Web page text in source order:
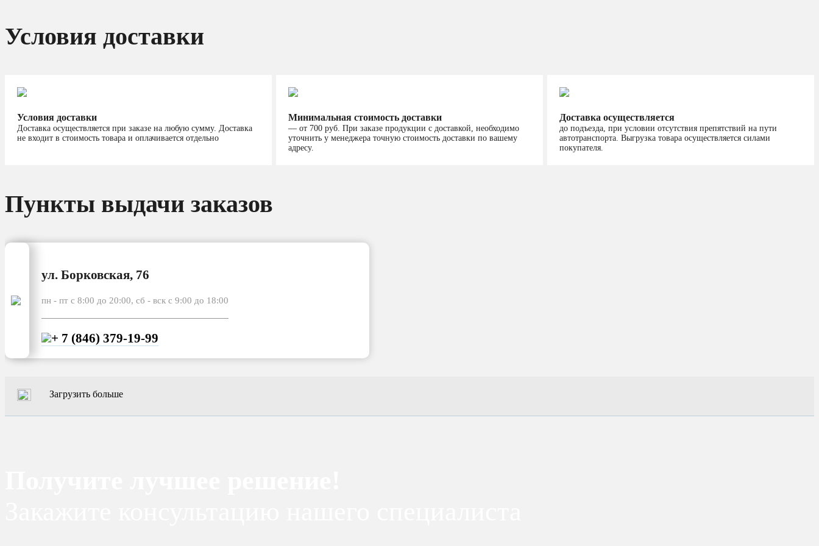
Условия доставки
Условия доставки
Доставка осуществляется при заказе на любую сумму. Доставка
не входит в стоимость товара и оплачивается отдельно
Минимальная стоимость доставки
— от 700 руб. При заказе продукции с доставкой, необходимо
уточнить у менеджера точную стоимость доставки по вашему
адресу.
Доставка осуществляется
до подъезда, при условии отсутствия препятствий на пути
автотранспорта. Выгрузка товара осуществляется силами
покупателя.
Пункты выдачи заказов
ул. Борковская, 76
пн - пт с 8:00 до 20:00, сб - вск с 9:00 до 18:00
+ 7 (846) 379-19-99
Загрузить больше